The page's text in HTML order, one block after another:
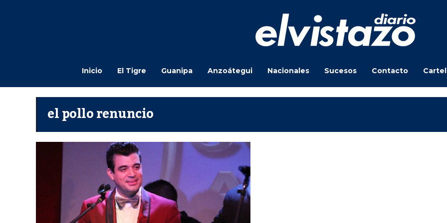
Inicio El Tigre Guanipa Anzoátegui Nacionales Sucesos Contacto
el pollo renuncio